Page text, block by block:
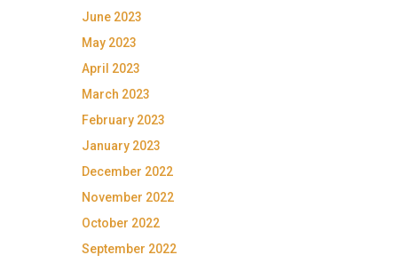
June 2023
May 2023
April 2023
March 2023
February 2023
January 2023
December 2022
November 2022
October 2022
September 2022